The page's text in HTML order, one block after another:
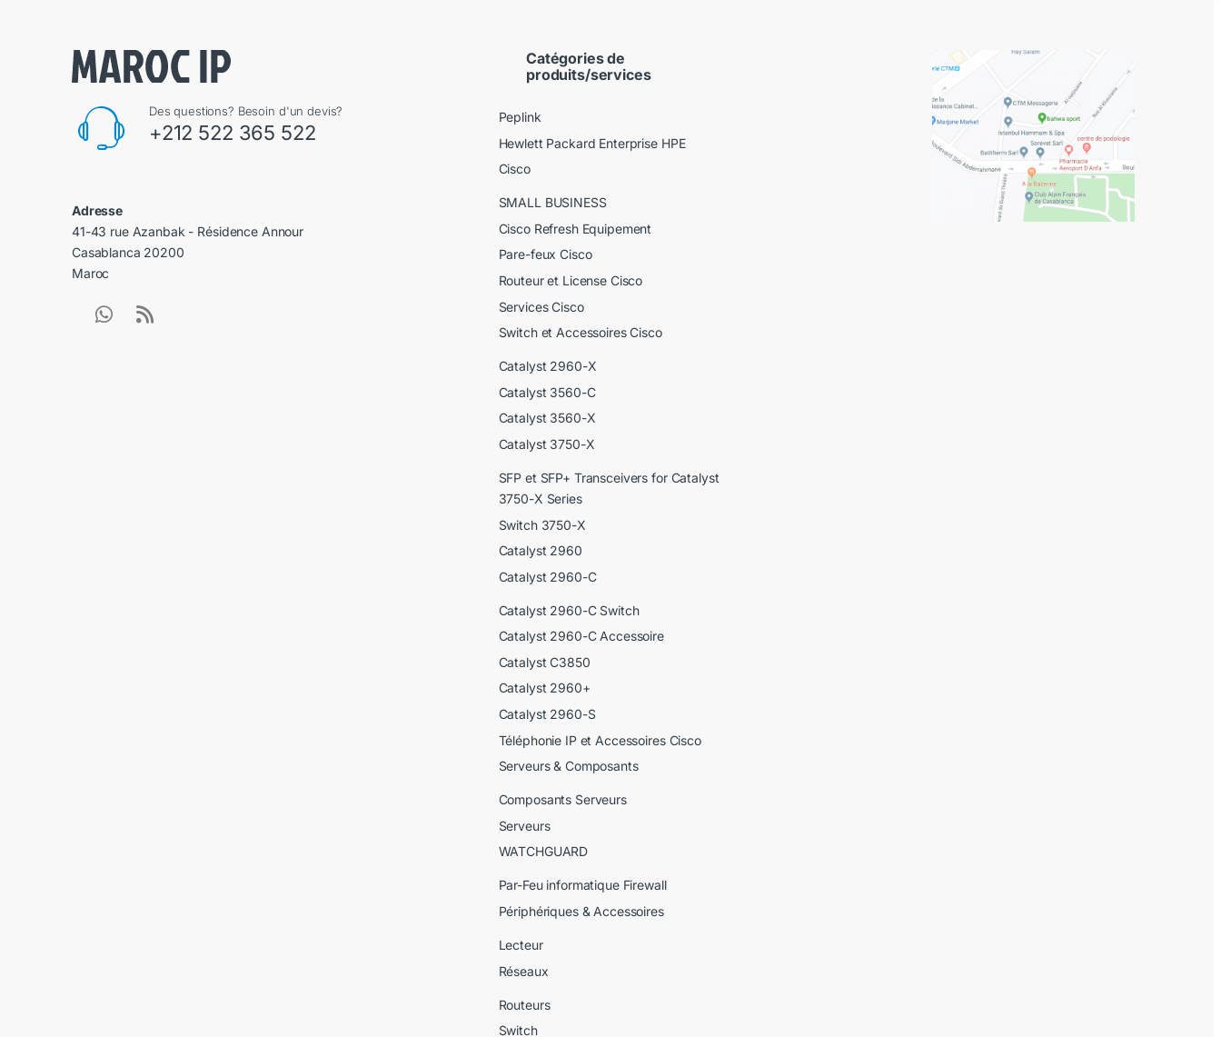
Des questions? Besoin d'un devis?
+212 522 365 522
Adresse
41-43 rue Azanbak - Résidence Annour
Casablanca 20200
Maroc
Catégories de
produits/services
Peplink
Hewlett Packard Enterprise HPE
Cisco
SMALL BUSINESS
Cisco Refresh Equipement
Pare-feux Cisco
Routeur et License Cisco
Services Cisco
Switch et Accessoires Cisco
Catalyst 2960-X
Catalyst 3560-C
Catalyst 3560-X
Catalyst 3750-X
SFP et SFP+ Transceivers for Catalyst
3750-X Series
Switch 3750-X
Catalyst 2960
Catalyst 2960-C
Catalyst 2960-C Switch
Catalyst 2960-C Accessoire
Catalyst C3850
Catalyst 2960+
Catalyst 2960-S
Téléphonie IP et Accessoires Cisco
Serveurs & Composants
Composants Serveurs
Serveurs
WATCHGUARD
Par-Feu informatique Firewall
Périphériques & Accessoires
Lecteur
Réseaux
Routeurs
Switch